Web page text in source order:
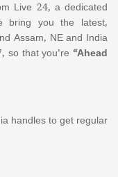
Live 24, a dedicated
bring you the latest,
Assam, NE and India
so that you’re “Ahead
handles to get regular